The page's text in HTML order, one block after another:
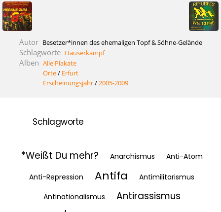
Autor Besetzer*innen des ehemaligen Topf & Söhne-Gelände
Schlagworte Häuserkampf
Alben Alle Plakate
Orte/ Erfurt
Erscheinungsjahr/2005-2009
Schlagworte
*Weißt Du mehr? Anarchismus Anti-Atom
Anti-Repression Antifa
Antimilitarismus
Antinationalismus
Antirassismus